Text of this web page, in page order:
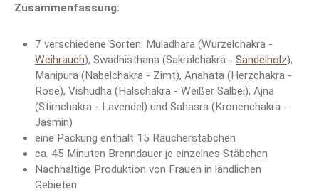
Zusammenfassung:
7 verschiedene Sorten: Muladhara (Wurzelchakra -
Weihrauch), Swadhisthana (Sakralchakra - Sandelholz),
Manipura (Nabelchakra - Zimt), Anahata (Herzchakra -
Rose), Vishudha (Halschakra - Weißer Salbei), Ajna
(Stirnchakra - Lavendel) und Sahasra (Kronenchakra -
Jasmin)
eine Packung enthält 15 Räucherstäbchen
ca. 45 Minuten Brenndauer je einzelnes Stäbchen
Nachhaltige Produktion von Frauen in ländlichen
Gebieten